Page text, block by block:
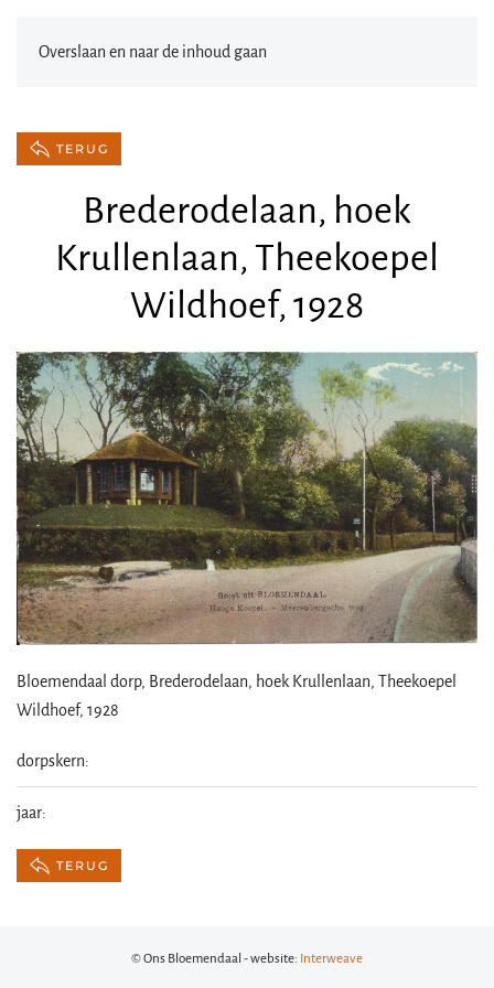
Overslaan en naar de inhoud gaan
TERUG
Brederodelaan, hoek
Krullenlaan, Theekoepel
Wildhoef, 1928
Bloemendaal dorp, Brederodelaan, hoek Krullenlaan, Theekoepel
Wildhoef, 1928
dorpskern:
jaar:
TERUG
© Ons Bloemendaal - website: Interweave